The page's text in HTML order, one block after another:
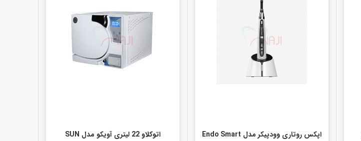
اپکس روتاری وودپیکر مدل Endo Smart اتوکلاو 22 لیتری آویکو مدل SUN